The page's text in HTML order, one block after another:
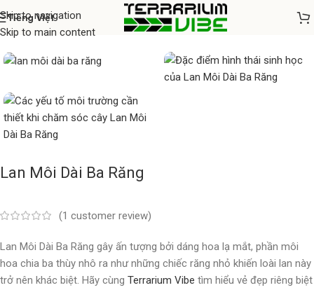
Skip to navigation
Skip to main content
Tiếng Việt
Home/Cây thủy sinh
Lan Môi Dài Ba Răng
(1 customer review)
Lan Môi Dài Ba Răng gây ấn tượng bởi dáng hoa lạ mắt, phần môi
hoa chia ba thùy nhô ra như những chiếc răng nhỏ khiến loài lan này
trở nên khác biệt. Hãy cùng Terrarium Vibe tìm hiểu vẻ đẹp riêng biệt